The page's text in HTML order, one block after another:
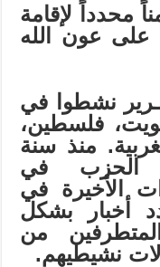
لإقامة
على عون الله
نشطوا في
فلسطين،
منذ سنة
الحزب في
الأخيرة في
أخبار بشكل
من
نشيطيهم.